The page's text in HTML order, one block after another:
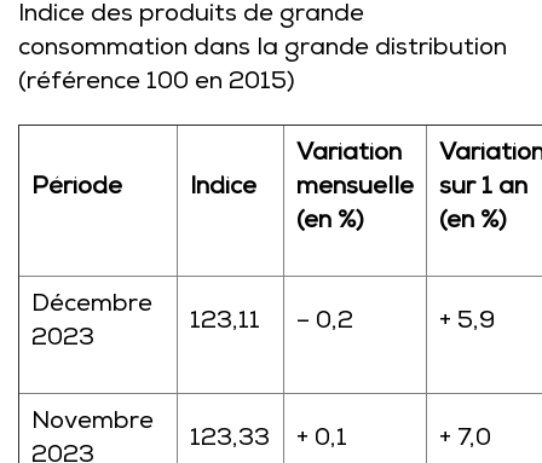
Indice des produits de grande
consommation dans la grande distribution
(référence 100 en 2015)
Période Indice
Variation
mensuelle
(en %)
sur 1 an
(en %)
Décembre
2023
123,11 – 0,2 + 5,9
Novembre
2023
123,33 + 0,1 + 7,0